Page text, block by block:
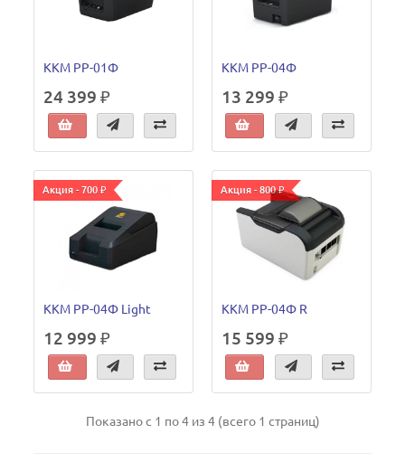
ККМ РР-01Ф
24 399 ₽
ККМ РР-04Ф
13 299 ₽
Акция - 700 ₽
ККМ РР-04Ф Light
12 999 ₽
Акция - 800 ₽
ККМ РР-04Ф R
15 599 ₽
Показано с 1 по 4 из 4 (всего 1 страниц)